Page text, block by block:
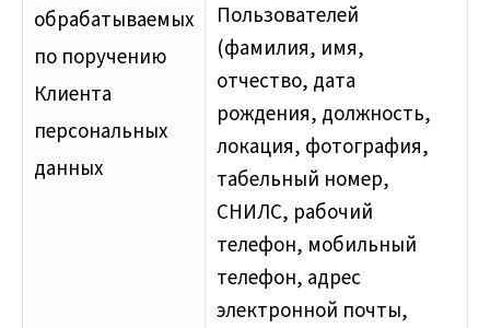
обрабатываемых
по поручению
Клиента
персональных
данных
Пользователей
(фамилия, имя,
отчество, дата
рождения, должность,
локация, фотография,
табельный номер,
СНИЛС, рабочий
телефон, мобильный
телефон, адрес
электронной почты,